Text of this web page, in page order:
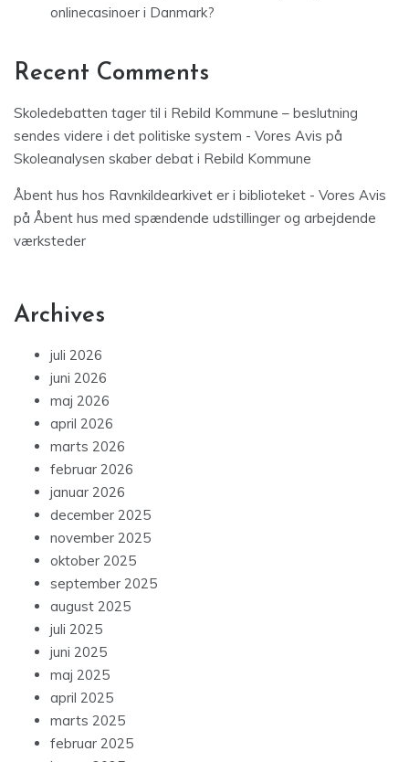
onlinecasinoer i Danmark?
Recent Comments
Skoledebatten tager til i Rebild Kommune – beslutning
sendes videre i det politiske system - Vores Avis på
Skoleanalysen skaber debat i Rebild Kommune
Åbent hus hos Ravnkildearkivet er i biblioteket - Vores Avis
på Åbent hus med spændende udstillinger og arbejdende
værksteder
Archives
juli 2026
juni 2026
maj 2026
april 2026
marts 2026
februar 2026
januar 2026
december 2025
november 2025
oktober 2025
september 2025
august 2025
juli 2025
juni 2025
maj 2025
april 2025
marts 2025
februar 2025